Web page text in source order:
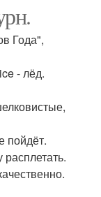
Года",
- лёд.
пойдёт.